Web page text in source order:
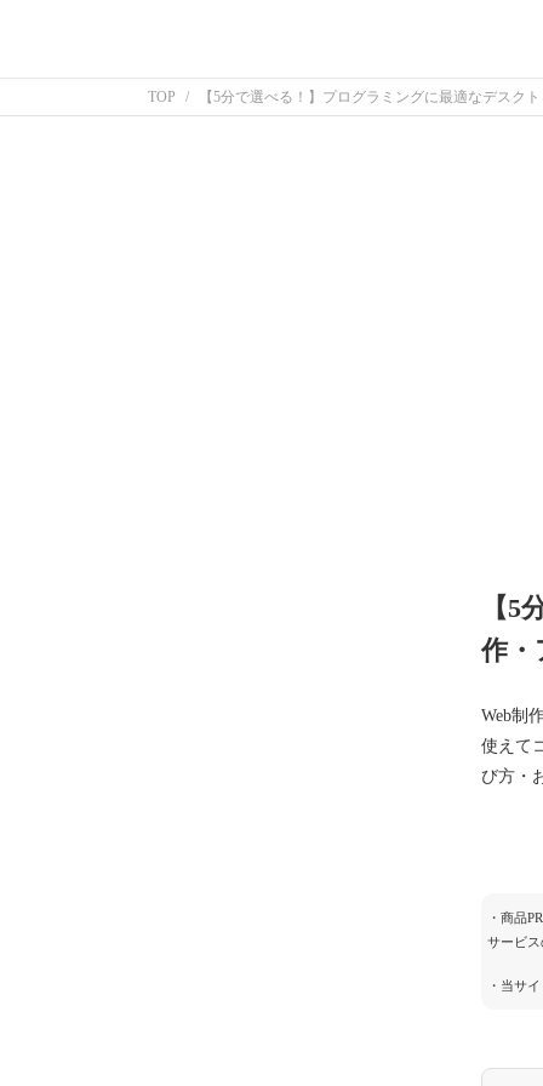
TOP 【5分で選べる！】プログラミングに最適なデスク
【
作・
Web制
使えて
び方・
・商品
サービ
・当サ